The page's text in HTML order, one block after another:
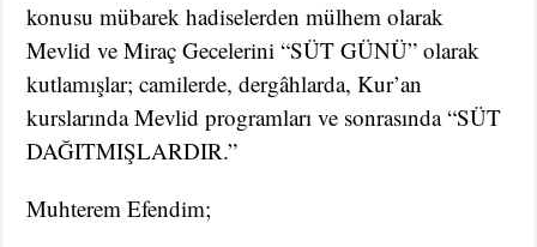
konusu mübarek hadiselerden mülhem olarak
Mevlid ve Miraç Gecelerini “SÜT GÜNÜ” olarak
kutlamışlar; camilerde, dergâhlarda, Kur’an
kurslarında Mevlid programları ve sonrasında “SÜT
DAĞITMIŞLARDIR.”
Muhterem Efendim;